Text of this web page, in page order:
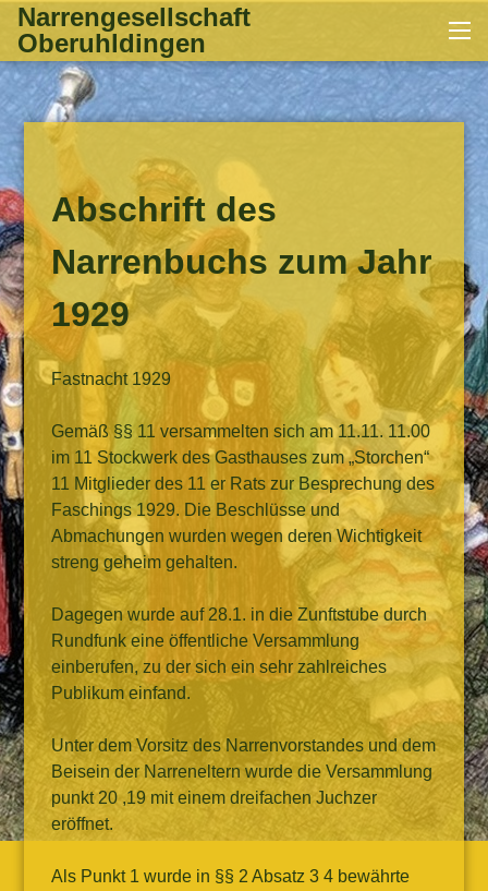
Zum
Inhalt
springen
Narrengesellschaft
Oberuhldingen
Abschrift des
Narrenbuchs zum Jahr
1929
Fastnacht 1929
Gemäß §§ 11 versammelten sich am 11.11. 11.00
im 11 Stockwerk des Gasthauses zum „Storchen“
11 Mitglieder des 11 er Rats zur Besprechung des
Faschings 1929. Die Beschlüsse und
Abmachungen wurden wegen deren Wichtigkeit
streng geheim gehalten.
Dagegen wurde auf 28.1. in die Zunftstube durch
Rundfunk eine öffentliche Versammlung
einberufen, zu der sich ein sehr zahlreiches
Publikum einfand.
Unter dem Vorsitz des Narrenvorstandes und dem
Beisein der Narreneltern wurde die Versammlung
punkt 20 ,19 mit einem dreifachen Juchzer
eröffnet.
Als Punkt 1 wurde in §§ 2 Absatz 3 4 bewährte